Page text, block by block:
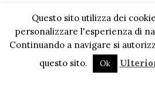
Questo sito utilizza dei
personalizzare l'esperienza di
Continuando a navigare si
questo sito.
Ok